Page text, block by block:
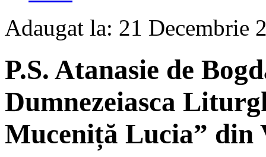
Adaugat la: 21 Decembrie
P.S. Atanasie de
Dumnezeiasca
Muceniță Lucia” din